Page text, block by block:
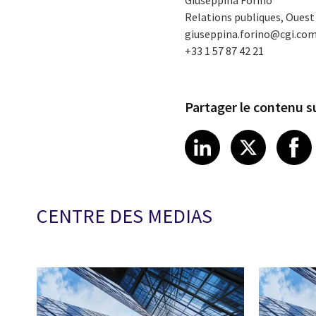
Relations publiques, Ouest
giuseppina.forino@cgi.com
+33 1 57 87 42 21
Partager le contenu
Share article
LinkedIn
Share
X
CENTRE DES MEDIAS